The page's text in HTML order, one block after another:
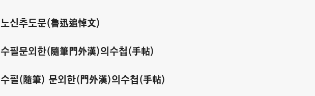
노신추도문(魯迅追悼文)
수필문외한(隨筆門外漢)의수첩(手帖)
수필(隨筆) 문외한(門外漢)의수첩(手帖)